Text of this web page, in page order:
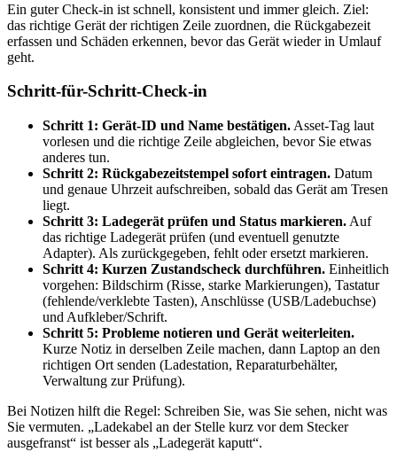
Ein guter Check-in ist schnell, konsistent und immer gleich. Ziel:
das richtige Gerät der richtigen Zeile zuordnen, die Rückgabezeit
erfassen und Schäden erkennen, bevor das Gerät wieder in Umlauf
geht.
Schritt-für-Schritt-Check-in
Schritt 1: Gerät-ID und Name bestätigen. Asset-Tag laut
vorlesen und die richtige Zeile abgleichen, bevor Sie etwas
anderes tun.
Schritt 2: Rückgabezeitstempel sofort eintragen. Datum
und genaue Uhrzeit aufschreiben, sobald das Gerät am Tresen
liegt.
Schritt 3: Ladegerät prüfen und Status markieren. Auf
das richtige Ladegerät prüfen (und eventuell genutzte
Adapter). Als zurückgegeben, fehlt oder ersetzt markieren.
Schritt 4: Kurzen Zustandscheck durchführen. Einheitlich
vorgehen: Bildschirm (Risse, starke Markierungen), Tastatur
(fehlende/verklebte Tasten), Anschlüsse (USB/Ladebuchse)
und Aufkleber/Schrift.
Schritt 5: Probleme notieren und Gerät weiterleiten.
Kurze Notiz in derselben Zeile machen, dann Laptop an den
richtigen Ort senden (Ladestation, Reparaturbehälter,
Verwaltung zur Prüfung).
Bei Notizen hilft die Regel: Schreiben Sie, was Sie sehen, nicht was
Sie vermuten. „Ladekabel an der Stelle kurz vor dem Stecker
ausgefranst“ ist besser als „Ladegerät kaputt“.